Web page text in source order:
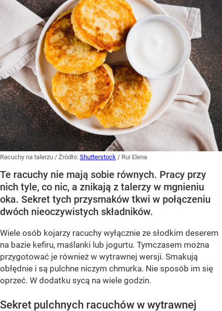
Racuchy na talerzu / Źródło: Shutterstock / Rui Elena
Te racuchy nie mają sobie równych. Pracy przy
nich tyle, co nic, a znikają z talerzy w mgnieniu
oka. Sekret tych przysmaków tkwi w połączeniu
dwóch nieoczywistych składników.
Wiele osób kojarzy racuchy wyłącznie ze słodkim deserem
na bazie kefiru, maślanki lub jogurtu. Tymczasem można
przygotować je również w wytrawnej wersji. Smakują
obłędnie i są pulchne niczym chmurka. Nie sposób im się
oprzeć. W dodatku sycą na wiele godzin.
Sekret pulchnych racuchów w wytrawnej